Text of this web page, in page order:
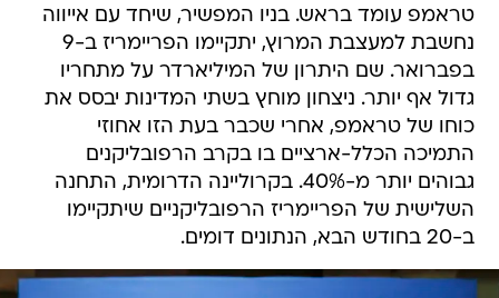
טראמפ עומד בראש. בניו המפשיר, שיחד עם אייווה
נחשבת למעצבת המרוץ, יתקיימו הפריימריז ב-9
בפברואר. שם היתרון של המיליארדר על מתחריו
גדול אף יותר. ניצחון מוחץ בשתי המדינות יבסס את
כוחו של טראמפ, אחרי שכבר בעת הזו אחוזי
התמיכה הכלל-ארציים בו בקרב הרפובליקנים
גבוהים יותר מ-40%. בקרוליינה הדרומית, התחנה
השלישית של הפריימריז הרפובליקניים שיתקיימו
ב-20 בחודש הבא, הנתונים דומים.